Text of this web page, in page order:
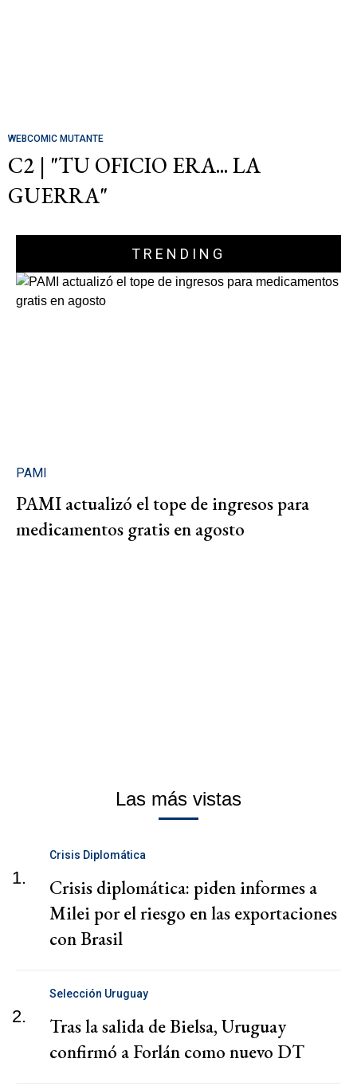
WEBCOMIC MUTANTE
C2 | "TU OFICIO ERA... LA
GUERRA"
TRENDING
PAMI
PAMI actualizó el tope de ingresos para
medicamentos gratis en agosto
Las más vistas
1.
Crisis Diplomática
Crisis diplomática: piden informes a
Milei por el riesgo en las exportaciones
con Brasil
2.
Selección Uruguay
Tras la salida de Bielsa, Uruguay
confirmó a Forlán como nuevo DT